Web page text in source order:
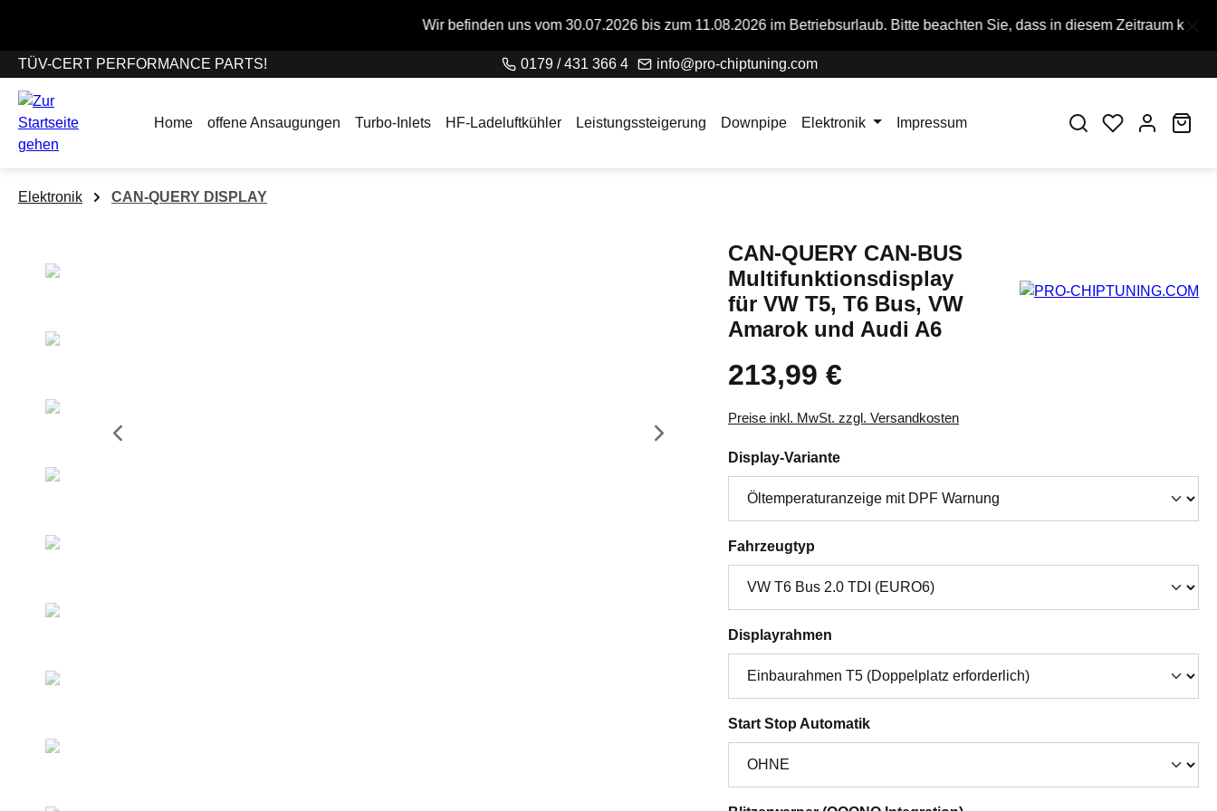
Wir befinden uns vom 30.07.2026 bis zum 11.08.2026 im Betriebsurlaub. Bitte beachten Sie, dass in diesem Zeitraum keine Bestellungen
TÜV-CERT PERFORMANCE PARTS! 0179 / 431 366 4 info@pro-chiptuning.com
Home offene Ansaugungen Turbo-Inlets HF-Ladeluftkühler Leistungssteigerung Downpipe Elektronik Impressum
Elektronik CAN-QUERY DISPLAY
CAN-QUERY CAN-BUS
Multifunktionsdisplay
für VW T5, T6 Bus, VW
Amarok und Audi A6
213,99 €
Preise inkl. MwSt. zzgl. Versandkosten
Display-Varianteauswählen
Fahrzeugtyp
Displayrahmen
Start Stop Automatikauswählen